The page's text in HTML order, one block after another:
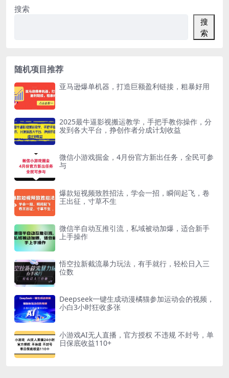
搜索
搜
索
随机项目推荐
亚马逊爆单机器，打造巨额盈利链接，粗暴好用
2025最牛逼影视搬运教学，手把手教你操作，分
发到各大平台，挣创作者分成计划收益
微信小游戏掘金，4月份官方新出任务，全民可参
与
爆款短视频致胜招法，学会一招，瞬间起飞，卷
王出征，寸草不生
微信半自动互推引流，私域被动加爆，适合新手
上手操作
悟空拉新截流暴力玩法，有手就行，轻松日入三
位数
Deepseek一键生成动漫橘猫参加运动会的视频，
小白3小时狂收多张
小游戏AI无人直播，官方授权 不违规 不封号，单
日保底收益110+